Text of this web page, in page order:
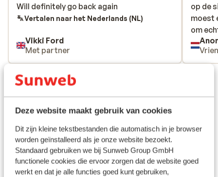
Deze website maakt gebruik van cookies
Dit zijn kleine tekstbestanden die automatisch in je browser
worden geïnstalleerd als je onze website bezoekt.
Standaard gebruiken we bij Sunweb Group GmbH
functionele cookies die ervoor zorgen dat de website goed
werkt en dat je alle functies goed kunt gebruiken,
Will definitely go back again
Will definitely go back again
Vertalen naar het Nederlands (NL)
Vikki Ford
Met partner
op de
moest
om
op de
moest
om
Bekijk alle 138 ervaringen
Bekijk op kaart